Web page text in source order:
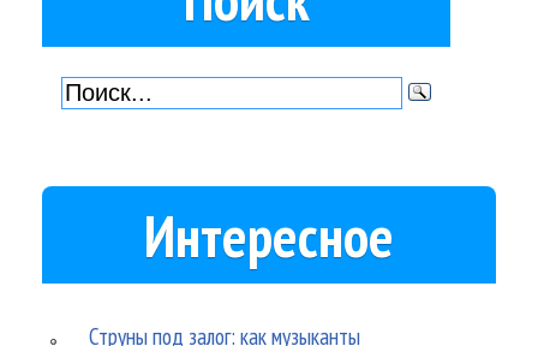
Интересное
Струны под залог: как музыканты